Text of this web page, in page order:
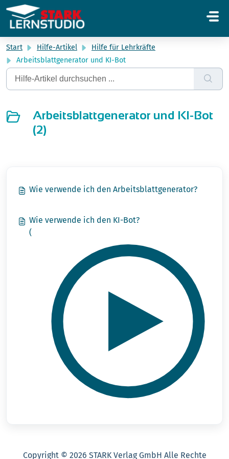
Zum hauptsächlichen Inhalt gehen
Start Hilfe-Artikel
Hilfe für Lehrkräfte
Arbeitsblattgenerator und KI-Bot
Arbeitsblattgenerator und KI-Bot
(2)
Wie verwende ich den Arbeitsblattgenerator?
Wie verwende ich den KI-Bot?
(
Copyright © 2026 STARK Verlag GmbH Alle Rechte